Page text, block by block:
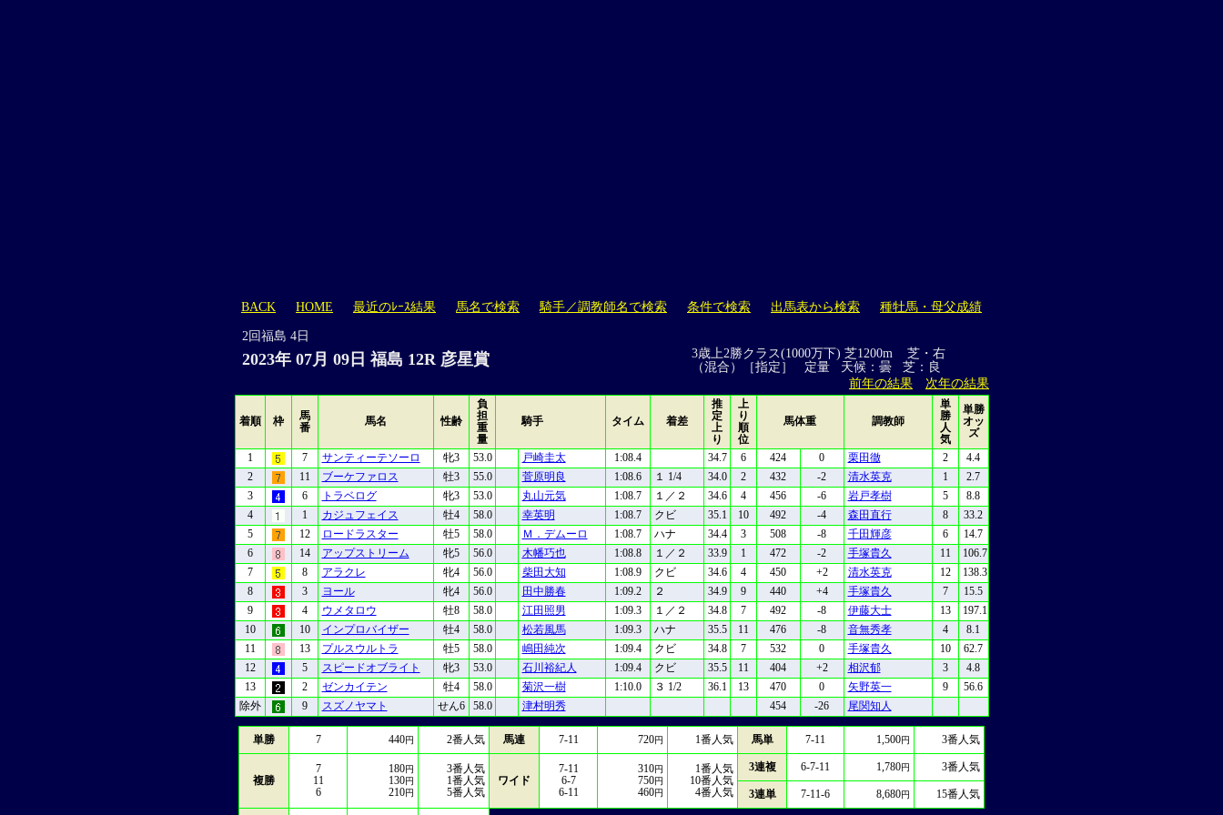
BACK HOME 最近のﾚｰｽ結果 馬名で検索 騎手／調教師名で検索 条件で検索 出馬表から検索 種牡馬・母父成績
2回福島 4日
2023年 07月 09日 福島 12R 彦星賞
3歳上2勝クラス(1000万下) 芝1200m 芝・右
（混合）［指定］ 定量 天候：曇 芝：良
前年の結果
次年の結果
着順 枠
馬
番
馬名 性齢
負
担
重
量
騎手 タイム 着差
推
定
上
り
上
り
順
位
馬体重 調教師
単
勝
人
気
単勝
オッ
ズ
1
7 サンティーテソーロ 牝3 53.0 戸崎圭太 1:08.4 34.7 6 424 0 栗田徹 2
4.4
2
11 ブーケファロス 牡3 55.0 菅原明良 1:08.6 １ 1/4 34.0 2 432 -2 清水英克 1
2.7
3
6 トラベログ 牝3 53.0 丸山元気 1:08.7 １／２ 34.6 4 456 -6 岩戸孝樹 5
8.8
4
1 カジュフェイス 牡4 58.0 幸英明 1:08.7 クビ 35.1 10 492 -4 森田直行 8
33.2
5
12 ロードラスター 牡5 58.0 Ｍ．デムーロ 1:08.7 ハナ 34.4 3 508 -8 千田輝彦 6
14.7
6
14 アップストリーム 牝5 56.0 木幡巧也 1:08.8 １／２ 33.9 1 472 -2 手塚貴久 11
106.7
7
8 アラクレ 牝4 56.0 柴田大知 1:08.9 クビ 34.6 4 450 +2 清水英克 12
138.3
8
3 ヨール 牝4 56.0 田中勝春 1:09.2 ２ 34.9 9 440 +4 手塚貴久 7
15.5
9
4 ウメタロウ 牡8 58.0 江田照男 1:09.3 １／２ 34.8 7 492 -8 伊藤大士 13
197.1
10
10 インプロバイザー 牡4 58.0 松若風馬 1:09.3 ハナ 35.5 11 476 -8 音無秀孝 4
8.1
11
13 プルスウルトラ 牡5 58.0 嶋田純次 1:09.4 クビ 34.8 7 532 0 手塚貴久 10
62.7
12
5 スピードオブライト 牝3 53.0 石川裕紀人 1:09.4 クビ 35.5 11 404 +2 相沢郁 3
4.8
13
2 ゼンカイテン 牡4 58.0 菊沢一樹 1:10.0 ３ 1/2 36.1 13 470 0 矢野英一 9
56.6
除外
9 スズノヤマト せん6 58.0 津村明秀 454 -26 尾関知人
単勝 7 440円 2番人気 馬連 7-11 720円 1番人気 馬単 7-11 1,500円 3番人気
複勝
7
11
6
180円
130円
210円
3番人気
1番人気
5番人気
ワイド
7-11
6-7
6-11
310円
750円
460円
1番人気
10番人気
4番人気
3連複 6-7-11 1,780円 3番人気
3連単 7-11-6 8,680円 15番人気